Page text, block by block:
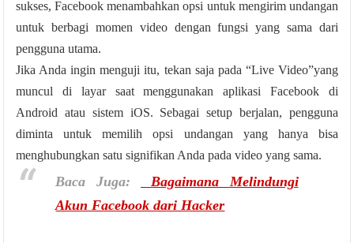
sukses, Facebook menambahkan opsi untuk mengirim undangan
untuk berbagi momen video dengan fungsi yang sama dari
pengguna utama.
Jika Anda ingin menguji itu, tekan saja pada “Live Video”yang
muncul di layar saat menggunakan aplikasi Facebook di
Android atau sistem iOS. Sebagai setup berjalan, pengguna
diminta untuk memilih opsi undangan yang hanya bisa
menghubungkan satu signifikan Anda pada video yang sama.
Baca Juga:
Bagaimana Melindungi
Akun Facebook dari Hacker